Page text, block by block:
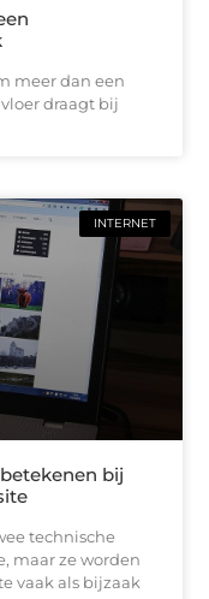
meer dan een
draagt bij
INTERNET
bij
technische
maar ze worden
vaak als bijzaak